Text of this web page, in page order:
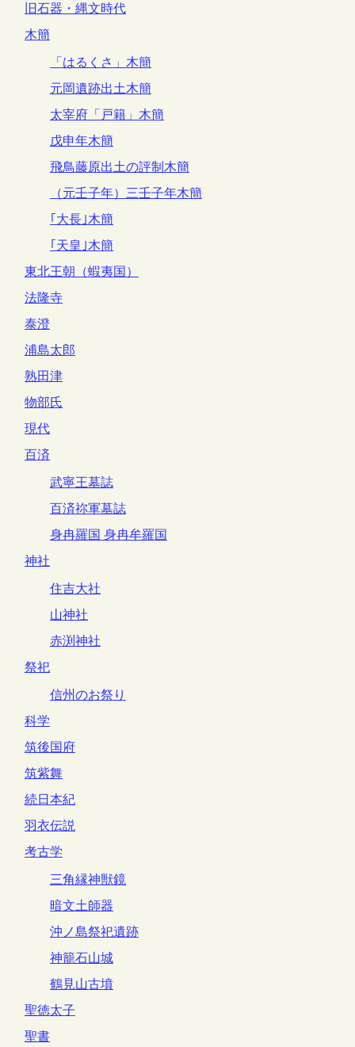
旧石器・縄文時代
木簡
「はるくさ」木簡
元岡遺跡出土木簡
太宰府「戸籍」木簡
戊申年木簡
飛鳥藤原出土の評制木簡
（元壬子年）三壬子年木簡
｢大長｣木簡
｢天皇｣木簡
東北王朝（蝦夷国）
法隆寺
泰澄
浦島太郎
熟田津
物部氏
現代
百済
武寧王墓誌
百済祢軍墓誌
身冉羅国 身冉牟羅国
神社
住吉大社
山神社
赤渕神社
祭祀
信州のお祭り
科学
筑後国府
筑紫舞
続日本紀
羽衣伝説
考古学
三角縁神獣鏡
暗文土師器
沖ノ島祭祀遺跡
神籠石山城
鶴見山古墳
聖徳太子
聖書